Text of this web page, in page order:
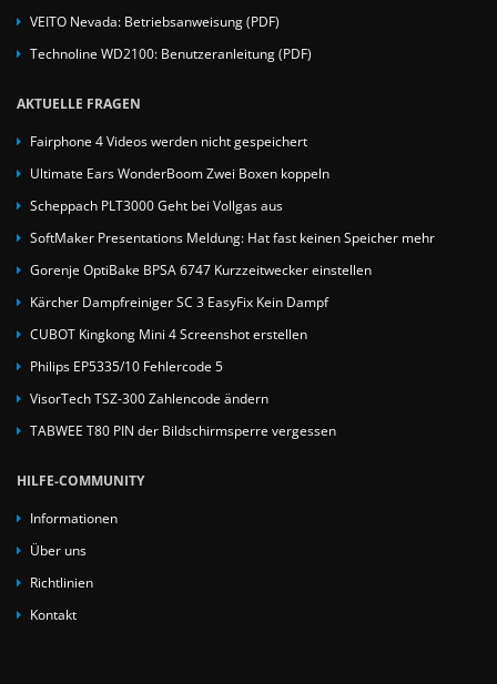
VEITO Nevada: Betriebsanweisung (PDF)
Technoline WD2100: Benutzeranleitung (PDF)
AKTUELLE FRAGEN
Fairphone 4 Videos werden nicht gespeichert
Ultimate Ears WonderBoom Zwei Boxen koppeln
Scheppach PLT3000 Geht bei Vollgas aus
SoftMaker Presentations Meldung: Hat fast keinen Speicher mehr
Gorenje OptiBake BPSA 6747 Kurzzeitwecker einstellen
Kärcher Dampfreiniger SC 3 EasyFix Kein Dampf
CUBOT Kingkong Mini 4 Screenshot erstellen
Philips EP5335/10 Fehlercode 5
VisorTech TSZ-300 Zahlencode ändern
TABWEE T80 PIN der Bildschirmsperre vergessen
HILFE-COMMUNITY
Informationen
Über uns
Richtlinien
Kontakt